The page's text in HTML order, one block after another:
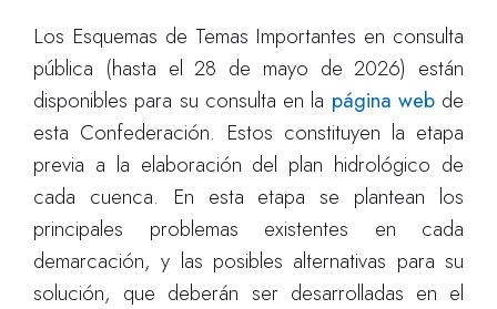
Los Esquemas de Temas Importantes en consulta
pública (hasta el 28 de mayo de 2026) están
disponibles para su consulta en la página webde
esta Confederación. Estos constituyen la etapa
previa a la elaboración del plan hidrológico de
cada cuenca. En esta etapa se plantean los
principales problemas existentes en cada
demarcación, y las posibles alternativas para su
solución, que deberán ser desarrolladas en el